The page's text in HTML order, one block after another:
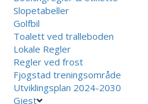
Slopetabeller
Golfbil
Toalett ved tralleboden
Lokale Regler
Regler ved frost
Fjogstad treningsområde
Utviklingsplan 2024-2030
Gjest